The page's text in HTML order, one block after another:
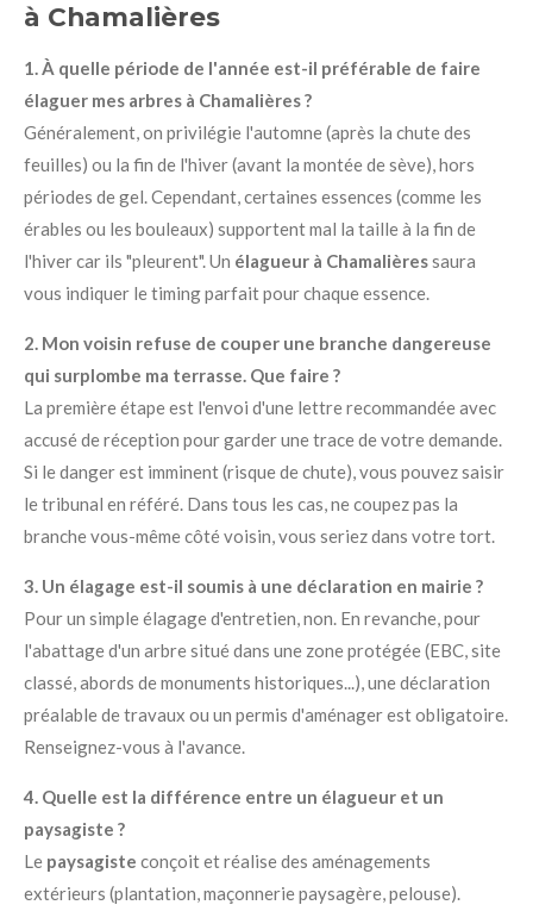
à Chamalières
1. À quelle période de l'année est-il préférable de faire
élaguer mes arbres à Chamalières ?
Généralement, on privilégie l'automne (après la chute des
feuilles) ou la fin de l'hiver (avant la montée de sève), hors
périodes de gel. Cependant, certaines essences (comme les
érables ou les bouleaux) supportent mal la taille à la fin de
l'hiver car ils "pleurent". Un élagueur à Chamalièressaura
vous indiquer le timing parfait pour chaque essence.
2. Mon voisin refuse de couper une branche dangereuse
qui surplombe ma terrasse. Que faire ?
La première étape est l'envoi d'une lettre recommandée avec
accusé de réception pour garder une trace de votre demande.
Si le danger est imminent (risque de chute), vous pouvez saisir
le tribunal en référé. Dans tous les cas, ne coupez pas la
branche vous-même côté voisin, vous seriez dans votre tort.
3. Un élagage est-il soumis à une déclaration en mairie ?
Pour un simple élagage d'entretien, non. En revanche, pour
l'abattage d'un arbre situé dans une zone protégée (EBC, site
classé, abords de monuments historiques...), une déclaration
préalable de travaux ou un permis d'aménager est obligatoire.
Renseignez-vous à l'avance.
4. Quelle est la différence entre un élagueur et un
paysagiste ?
Le paysagiste conçoit et réalise des aménagements
extérieurs (plantation, maçonnerie paysagère, pelouse).